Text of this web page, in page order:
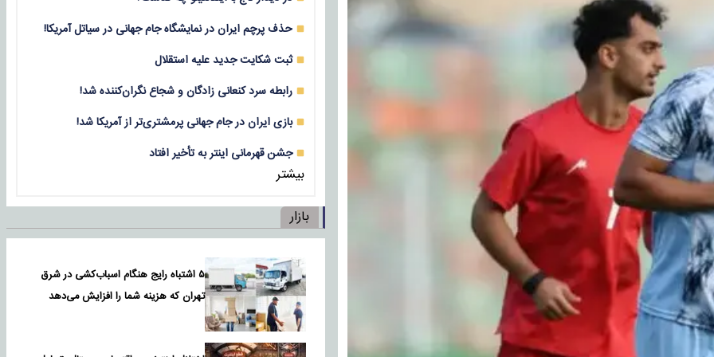
حذف پرچم ایران در نمایشگاه جام جهانی در سیاتل آمریکا!
ثبت شکایت جدید علیه استقلال
رابطه سرد کنعانی زادگان و شجاع نگران‌کننده شد!
بازی‌ ایران در جام جهانی پرمشتری‌تر از آمریکا شد!
جشن قهرمانی اینتر به تأخیر افتاد
بیشتر
بازار
۵ اشتباه رایج هنگام اسباب‌کشی در شرق
تهران که هزینه شما را افزایش می‌دهد